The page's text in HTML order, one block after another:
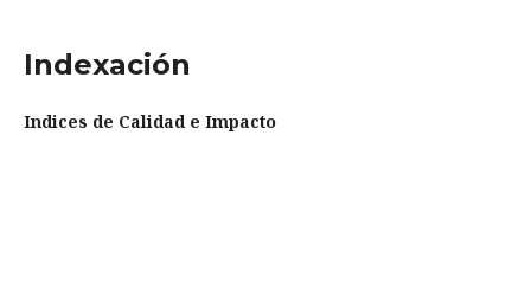
Indexación
Indices de Calidad e Impacto